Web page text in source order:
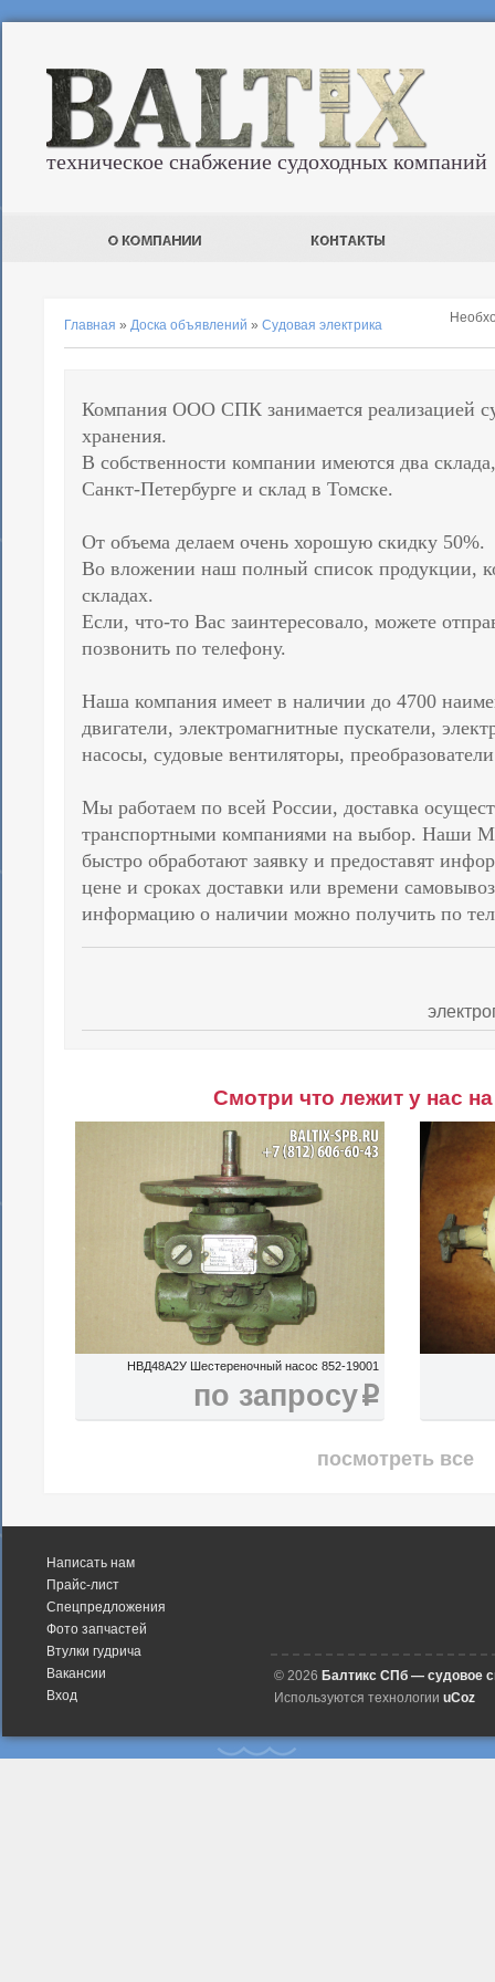
техническое снабжение судоходных компаний
Главная » Доска объявлений » Судовая электрика
Компания ООО СПК занимается реализацией
хранения.
В собственности компании имеются два
Санкт-Петербурге и склад в Томске.
От объема делаем очень хорошую скидку 50%.
Во вложении наш полный список продукции,
складах.
Если, что-то Вас заинтересовало, можете
позвонить по телефону.
Наша компания имеет в наличии до 4700
двигатели, электромагнитные пускатели,
насосы, судовые вентиляторы,
Мы работаем по всей России, доставка
транспортными компаниями на выбор. Наши
быстро обработают заявку и предоставят
цене и сроках доставки или времени
информацию о наличии можно получить по
Смотри что лежит у нас
НВД48А2У Шестереночный насос 852-19001
по запросу i
посмотреть все
Написать нам
Прайс-лист
Спецпредложения
Фото запчастей
Втулки гудрича
Вакансии
Вход
© 2026 Балтикс СПб — судовое
Используются технологии uCoz